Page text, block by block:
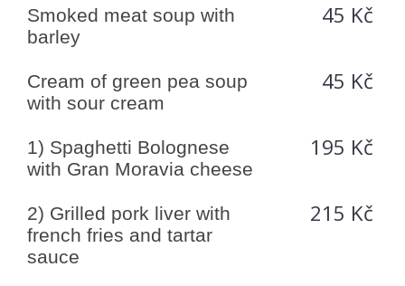
Smoked meat soup with
barley
45 Kč
Cream of green pea soup
with sour cream
45 Kč
1) Spaghetti Bolognese
with Gran Moravia cheese
195 Kč
2) Grilled pork liver with
french fries and tartar
sauce
215 Kč